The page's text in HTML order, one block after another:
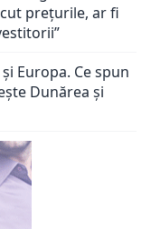
preţurile, ar fi
Europa. Ce spun
Dunărea și